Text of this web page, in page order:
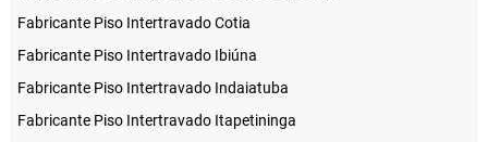
Fabricante Piso Intertravado Cotia
Fabricante Piso Intertravado Ibiúna
Fabricante Piso Intertravado Indaiatuba
Fabricante Piso Intertravado Itapetininga